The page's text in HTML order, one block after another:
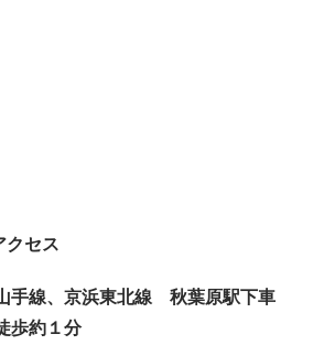
クセス
手線、京浜東北線秋葉原駅下車
歩約１分